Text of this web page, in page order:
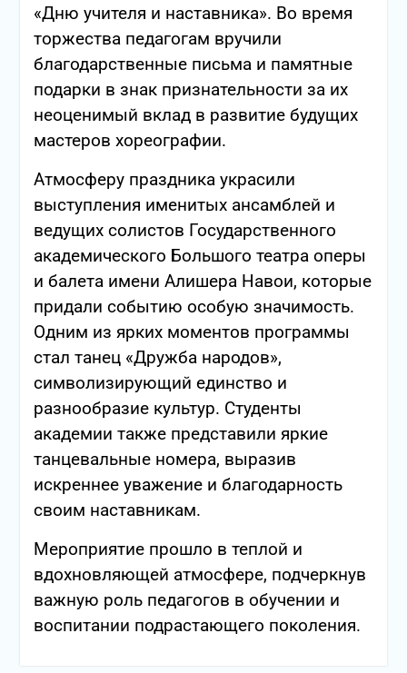
«Дню учителя и наставника». Во время
торжества педагогам вручили
благодарственные письма и памятные
подарки в знак признательности за их
неоценимый вклад в развитие будущих
мастеров хореографии.
Атмосферу праздника украсили
выступления именитых ансамблей и
ведущих солистов Государственного
академического Большого театра оперы
и балета имени Алишера Навои, которые
придали событию особую значимость.
Одним из ярких моментов программы
стал танец «Дружба народов»,
символизирующий единство и
разнообразие культур. Студенты
академии также представили яркие
танцевальные номера, выразив
искреннее уважение и благодарность
своим наставникам.
Мероприятие прошло в теплой и
вдохновляющей атмосфере, подчеркнув
важную роль педагогов в обучении и
воспитании подрастающего поколения.